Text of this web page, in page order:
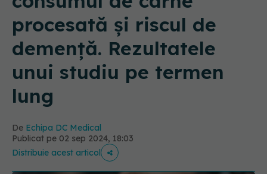
procesată și riscul de
demență. Rezultatele
unui studiu pe termen
lung
De Echipa DC Medical
Publicat pe 02 sep 2024, 18:03
Distribuie acest articol